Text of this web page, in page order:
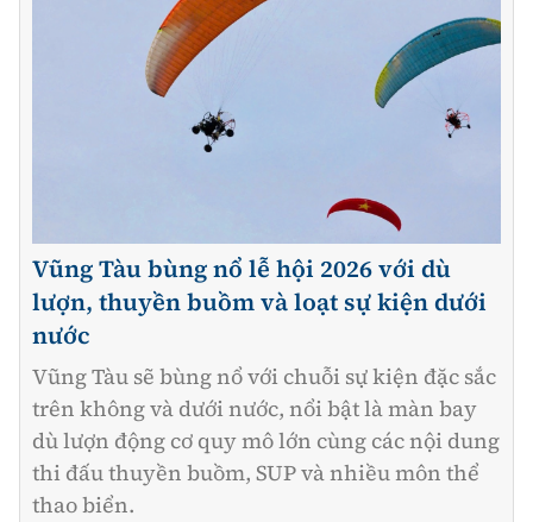
Vũng Tàu bùng nổ lễ hội 2026 với dù
lượn, thuyền buồm và loạt sự kiện dưới
nước
Vũng Tàu sẽ bùng nổ với chuỗi sự kiện đặc sắc
trên không và dưới nước, nổi bật là màn bay
dù lượn động cơ quy mô lớn cùng các nội dung
thi đấu thuyền buồm, SUP và nhiều môn thể
thao biển.